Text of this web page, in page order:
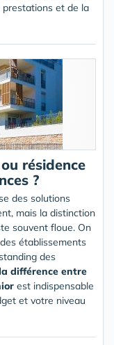
prestations et de la
résidence
?
des solutions
mais la distinction
souvent floue. On
établissements
des
différence entre
est indispensable
et votre niveau